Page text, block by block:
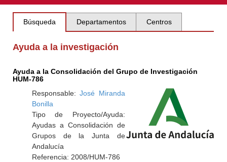
Búsqueda Departamentos Centros
Ayuda a la investigación
Ayuda a la Consolidación del Grupo de Investigación
HUM-786
Responsable:José Miranda
Bonilla
Tipo de Proyecto/Ayuda:
Ayudas a Consolidación de
Grupos de la Junta de
Andalucía
Referencia: 2008/HUM-786